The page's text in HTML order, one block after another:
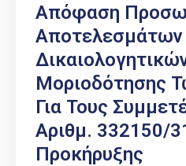
Απόφαση
Αποτελεσμάτων
Μοριοδότησης
Για Τους
Αριθμ. 332150/
Προκήρυξης